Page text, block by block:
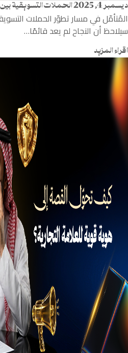
ديسمبر 4, 2025 الحملات التسويقية بين
المُتأمّل في مسار تطوّر الحملات
سيلاحظ أن النجاح لم يعد قائمًا…
اقراء المزيد